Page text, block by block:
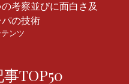
考察並びに面白さ及
の技術
ンツ
事TOP50